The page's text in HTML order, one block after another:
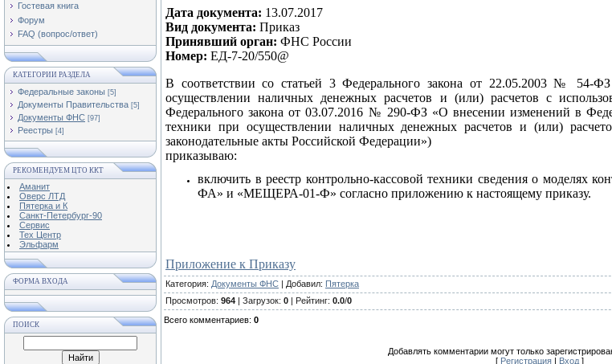
Гостевая книга
Форум
FAQ (вопрос/ответ)
КАТЕГОРИИ РАЗДЕЛА
Федеральные законы [5]
Документы Правительства [5]
Документы ФНС [97]
Реестры [4]
РЕКОМЕНДУЕМ ЦТО ККТ
Аманит
Оверс ЛТД
Пятерка и К
Санкт-Петербург-90
Сервис
Тех Центр
Эльфарм
ФОРМА ВХОДА
ПОИСК
Дата документа: 13.07.2017
Вид документа: Приказ
Принявший орган: ФНС России
Номер: ЕД-7-20/550@
В соответствии со статьей 3 Федерального закона от 22.05.2003 № 54-
осуществлении наличных денежных расчетов и (или) расчетов с
Федерального закона от 03.07.2016 № 290-ФЗ «О внесении изменений в
техники при осуществлении наличных денежных расчетов и (или)
законодательные акты Российской Федерации»)
приказываю:
включить в реестр контрольно-кассовой техники сведения о
ФА» и «МЕЩЕРА-01-Ф» согласно приложению к настоящему приказу.
Приложение к Приказу
Категория: Документы ФНС | Добавил: Пятерка
Просмотров: 964 | Загрузок: 0 | Рейтинг: 0.0/0
Всего комментариев: 0
Добавлять комментарии могут только
[ Регистрация | Вход ]